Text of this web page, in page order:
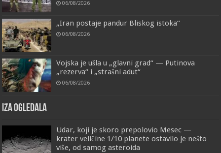
06/08/2026
„Iran postaje pandur Bliskog istoka“
06/08/2026
Vojska je ušla u „glavni grad“ — Putinova
„rezerva“ i „strašni adut“
06/08/2026
IZA OGLEDALA
Udar, koji je skoro prepolovio Mesec —
krater veličine 1/10 planete ostavilo je nešto
više, od samog asteroida